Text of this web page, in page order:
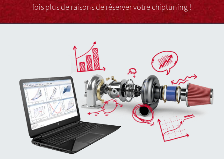
fois plus de raisons de réserver votre chiptuning !